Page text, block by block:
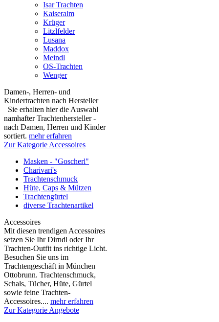
Isar Trachten
Kaiseralm
Krüger
Litzlfelder
Lusana
Maddox
Meindl
OS-Trachten
Wenger
Damen-, Herren- und
Kindertrachten nach Hersteller
Sie erhalten hier die Auswahl
namhafter Trachtenhersteller -
nach Damen, Herren und Kinder
sortiert. mehr erfahren
Zur Kategorie Accessoires
Masken - "Goscherl"
Charivari's
Trachtenschmuck
Hüte, Caps & Mützen
Trachtengürtel
diverse Trachtenartikel
Accessoires
Mit diesen trendigen Accessoires
setzen Sie Ihr Dirndl oder Ihr
Trachten-Outfit ins richtige Licht.
Besuchen Sie uns im
Trachtengeschäft in München
Ottobrunn. Trachtenschmuck,
Schals, Tücher, Hüte, Gürtel
sowie feine Trachten-
Accessoires.... mehr erfahren
Zur Kategorie Angebote